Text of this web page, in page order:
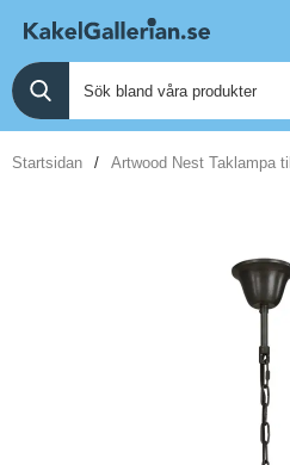
Startsidan Artwood Nest Taklampa